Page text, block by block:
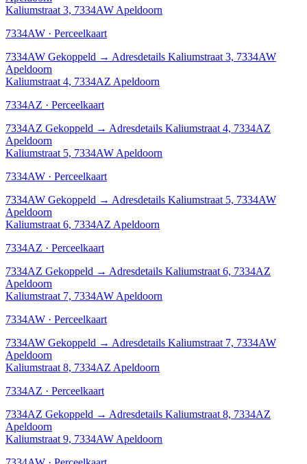
Kaliumstraat 3, 7334AW Apeldoorn
7334AW · Perceelkaart
7334AW Gekoppeld → Adresdetails Kaliumstraat 3, 7334AW
Apeldoorn
Kaliumstraat 4, 7334AZ Apeldoorn
7334AZ · Perceelkaart
7334AZ Gekoppeld → Adresdetails Kaliumstraat 4, 7334AZ
Apeldoorn
Kaliumstraat 5, 7334AW Apeldoorn
7334AW · Perceelkaart
7334AW Gekoppeld → Adresdetails Kaliumstraat 5, 7334AW
Apeldoorn
Kaliumstraat 6, 7334AZ Apeldoorn
7334AZ · Perceelkaart
7334AZ Gekoppeld → Adresdetails Kaliumstraat 6, 7334AZ
Apeldoorn
Kaliumstraat 7, 7334AW Apeldoorn
7334AW · Perceelkaart
7334AW Gekoppeld → Adresdetails Kaliumstraat 7, 7334AW
Apeldoorn
Kaliumstraat 8, 7334AZ Apeldoorn
7334AZ · Perceelkaart
7334AZ Gekoppeld → Adresdetails Kaliumstraat 8, 7334AZ
Apeldoorn
Kaliumstraat 9, 7334AW Apeldoorn